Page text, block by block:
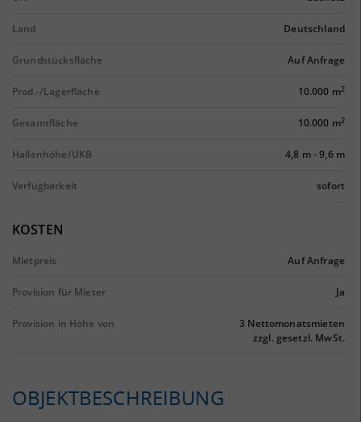
Land Deutschland
Grundstücksfläche Auf Anfrage
Prod.-/Lagerfläche 10.000 m2
Gesamtfläche 10.000 m2
Hallenhöhe/UKB 4,8 m-9,6 m
Verfügbarkeit sofort
KOSTEN
Mietpreis Auf Anfrage
Provision für Mieter Ja
Provision in Höhe von
3 Nettomonatsmieten
zzgl. gesetzl. MwSt.
OBJEKTBESCHREIBUNG